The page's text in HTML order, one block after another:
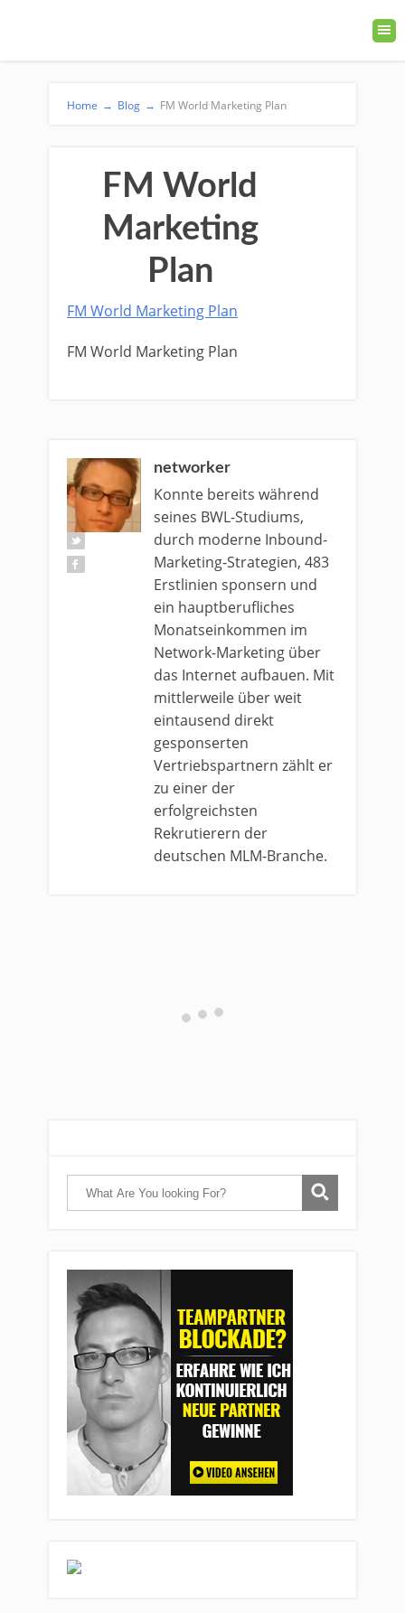
Home → Blog → FM World Marketing Plan
FM World
Marketing
Plan
FM World Marketing Plan
FM World Marketing Plan
networker
Konnte bereits während
seines BWL-Studiums,
durch moderne Inbound-
Marketing-Strategien, 483
Erstlinien sponsern und
ein hauptberufliches
Monatseinkommen im
Network-Marketing über
das Internet aufbauen. Mit
mittlerweile über weit
eintausend direkt
gesponserten
Vertriebspartnern zählt er
zu einer der
erfolgreichsten
Rekrutierern der
deutschen MLM-Branche.